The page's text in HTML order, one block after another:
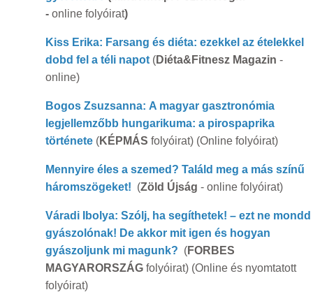
- online folyóirat)
Kiss Erika: Farsang és diéta: ezekkel az ételekkel
dobd fel a téli napot (Diéta&Fitnesz Magazin -
online)
Bogos Zsuzsanna: A magyar gasztronómia
legjellemzőbb hungarikuma: a pirospaprika
története (KÉPMÁS folyóirat) (Online folyóirat)
Mennyire éles a szemed? Találd meg a más színű
háromszögeket! (Zöld Újság - online folyóirat)
Váradi Ibolya: Szólj, ha segíthetek! – ezt ne mondd
gyászolónak! De akkor mit igen és hogyan
gyászoljunk mi magunk? (FORBES
MAGYARORSZÁGfolyóirat) (Online és nyomtatott
folyóirat)